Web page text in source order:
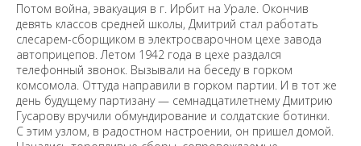
Потом война, эвакуация в г. Ирбит на Урале. Окончив
девять классов средней школы, Дмитрий стал работать
слесарем-сборщиком в электросварочном цехе завода
автоприцепов. Летом 1942 года в цехе раздался
телефонный звонок. Вызывали на беседу в горком
комсомола. Оттуда направили в горком партии. И в тот же
день будущему партизану — семнадцатилетнему Дмитрию
Гусарову вручили обмундирование и солдатские ботинки.
С этим узлом, в радостном настроении, он пришел домой.